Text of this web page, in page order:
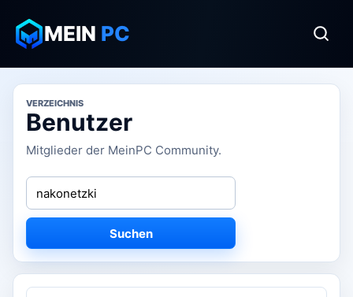
MEIN PC
VERZEICHNIS
Benutzer
Mitglieder der MeinPC Community.
Suchen